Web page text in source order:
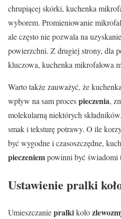
chrupiącej skórki, kuchenka
wyborem. Promieniowanie
ale często nie pozwala na
powierzchni. Z drugiej strony, dla
kluczowa, kuchenka mikrofalowa
Warto także zauważyć, że
wpływ na sam procespieczenia,
molekularną niektórych
smak i teksturę potrawy. O ile
być wygodne i czasoszczędne,
pieczeniempowinni być świadomi
Ustawienie pralki
Umieszczaniepralkikoło